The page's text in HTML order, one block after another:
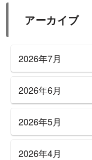
アーカイブ
2026年7月
2026年6月
2026年5月
2026年4月